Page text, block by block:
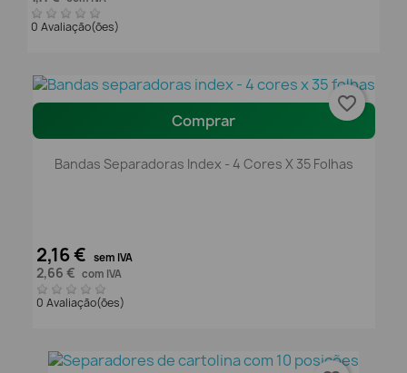
0 Avaliação(ões)
Comprar
Bandas Separadoras Index - 4 Cores X 35 Folhas
2,16 € sem IVA
2,66 € com IVA
0 Avaliação(ões)
favorite_border